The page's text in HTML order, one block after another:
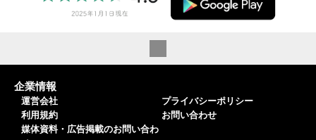
企業情報
運営会社
利用規約
媒体資料・広告掲載のお問い合わ
プライバシーポリシー
お問い合わせ